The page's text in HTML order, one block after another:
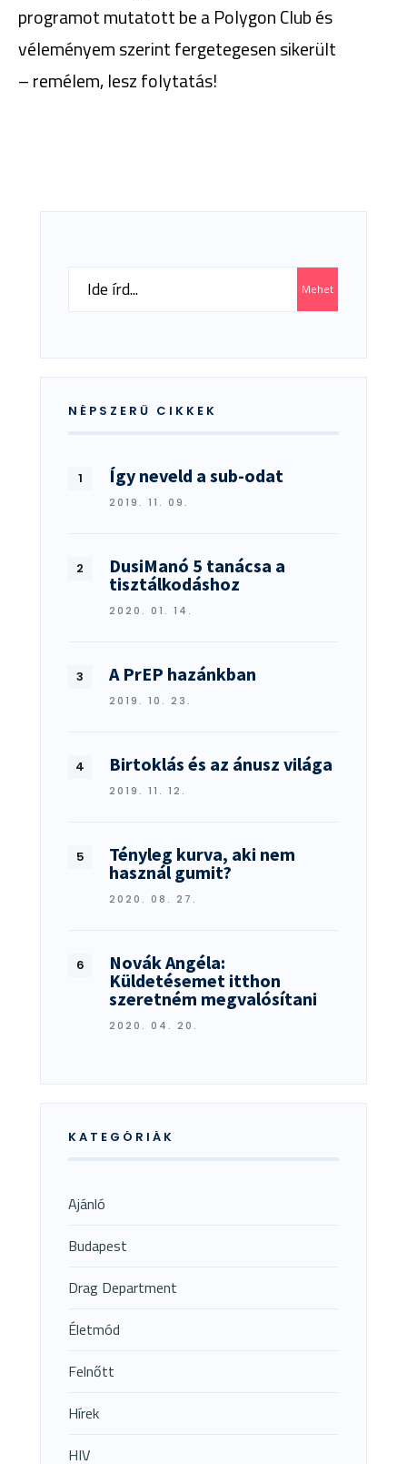
programot mutatott be a Polygon Club és
véleményem szerint fergetegesen sikerült
– remélem, lesz folytatás!
Search
Mehet
NÉPSZERŰ CIKKEK
Így neveld a sub-odat
2019. 11. 09.
DusiManó 5 tanácsa a
tisztálkodáshoz
2020. 01. 14.
A PrEP hazánkban
2019. 10. 23.
Birtoklás és az ánusz világa
2019. 11. 12.
Tényleg kurva, aki nem
használ gumit?
2020. 08. 27.
Novák Angéla:
Küldetésemet itthon
szeretném megvalósítani
2020. 04. 20.
KATEGÓRIÁK
Ajánló
Budapest
Drag Department
Életmód
Felnőtt
Hírek
HIV